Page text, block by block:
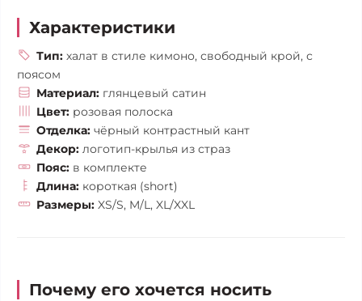
Характеристики
Тип: халат в стиле кимоно, свободный крой, с
поясом
Материал: глянцевый сатин
Цвет: розовая полоска
Отделка: чёрный контрастный кант
Декор: логотип-крылья из страз
Пояс: в комплекте
Длина: короткая (short)
Размеры: XS/S, M/L, XL/XXL
Почему его хочется носить